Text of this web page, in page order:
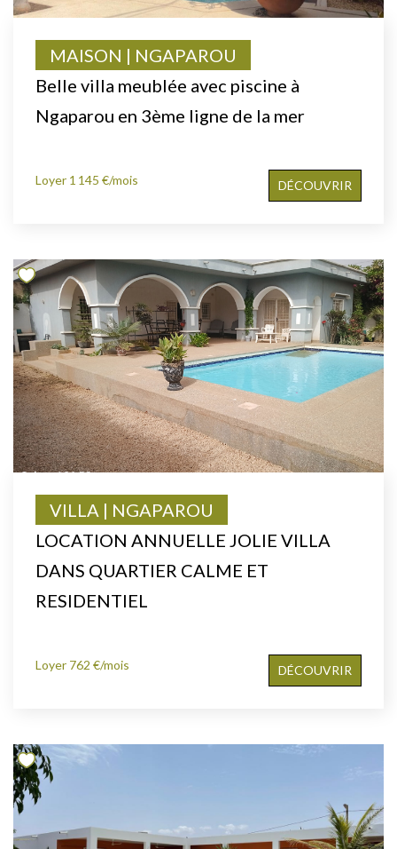
Belle villa meublée avec piscine à
Ngaparou en 3ème ligne de la mer
MAISON | NGAPAROU
Loyer 1 145 €/mois DÉCOUVRIR
LOCATION ANNUELLE JOLIE VILLA
DANS QUARTIER CALME ET
RESIDENTIEL
VILLA | NGAPAROU
Loyer 762 €/mois DÉCOUVRIR